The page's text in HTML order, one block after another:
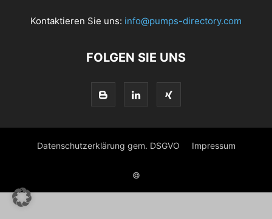
Kontaktieren Sie uns: info@pumps-directory.com
FOLGEN SIE UNS
Datenschutzerklärung gem. DSGVO Impressum
©